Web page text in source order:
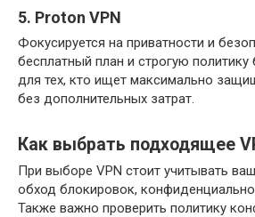
5. Proton VPN
Фокусируется на приватности и
бесплатный план и строгую
для тех, кто ищет максимально
без дополнительных затрат.
Как выбрать подходящее
При выборе VPN стоит учитывать
обход блокировок,
Также важно проверить политику